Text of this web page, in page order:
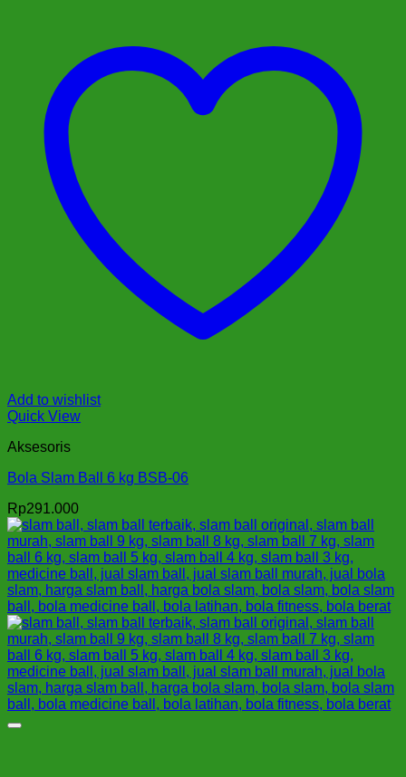
Add to wishlist
Quick View
Aksesoris
Bola Slam Ball 6 kg BSB-06
Rp291.000